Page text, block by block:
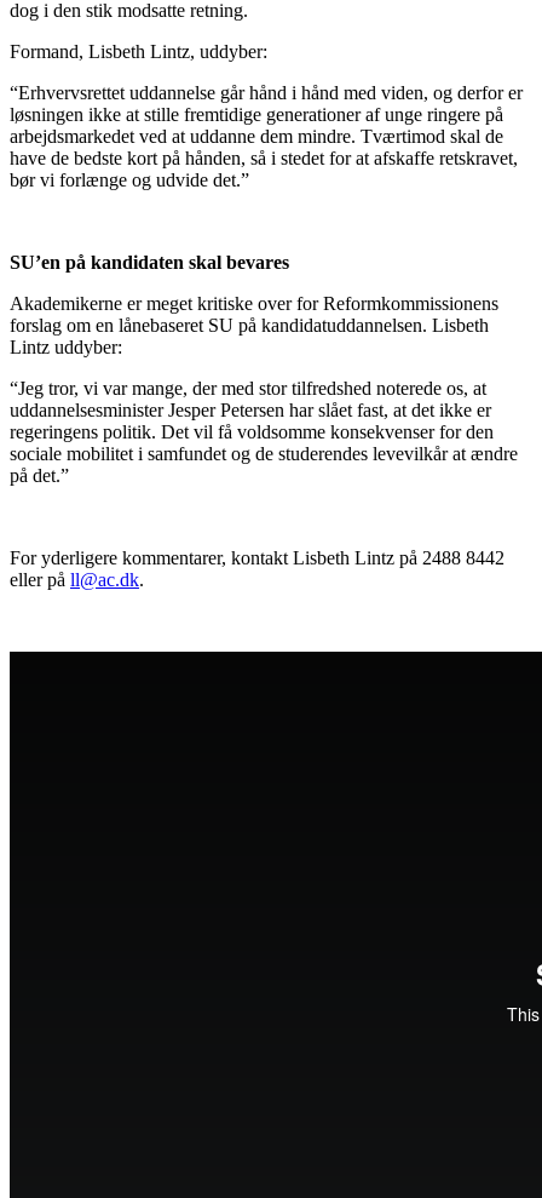
dog i den stik modsatte retning.
Formand, Lisbeth Lintz, uddyber:
“Erhvervsrettet uddannelse går hånd i hånd med viden, og derfor er
løsningen ikke at stille fremtidige generationer af unge ringere på
arbejdsmarkedet ved at uddanne dem mindre. Tværtimod skal de
have de bedste kort på hånden, så i stedet for at afskaffe retskravet,
bør vi forlænge og udvide det.”
SU’en på kandidaten skal bevares
Akademikerne er meget kritiske over for Reformkommissionens
forslag om en lånebaseret SU på kandidatuddannelsen. Lisbeth
Lintz uddyber:
“Jeg tror, vi var mange, der med stor tilfredshed noterede os, at
uddannelsesminister Jesper Petersen har slået fast, at det ikke er
regeringens politik. Det vil få voldsomme konsekvenser for den
sociale mobilitet i samfundet og de studerendes levevilkår at ændre
på det.”
For yderligere kommentarer, kontakt Lisbeth Lintz på 2488 8442
eller på ll@ac.dk.